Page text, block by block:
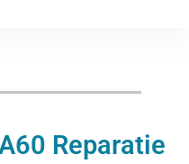
Reparatie